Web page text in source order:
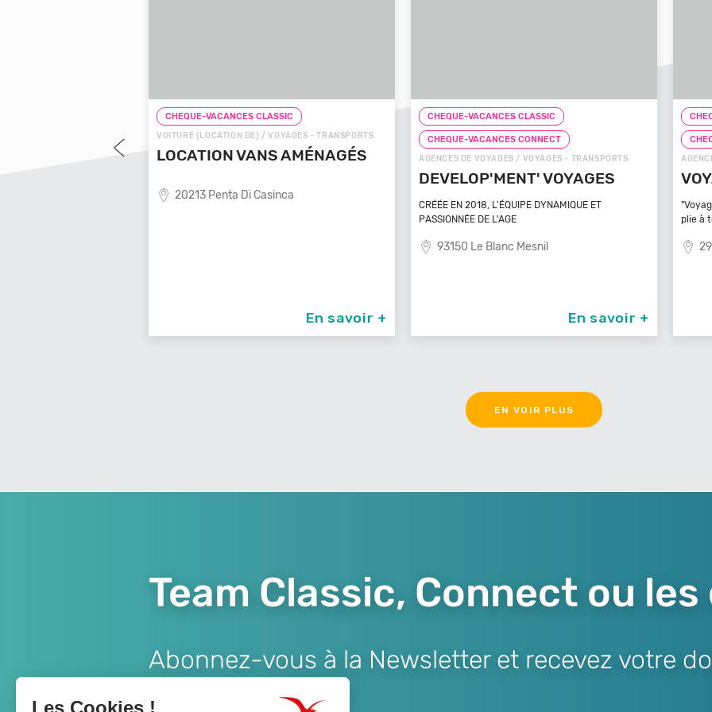
VOITURE (LOCATION DE) / VOYAGES - TRANSPORTS
LOCATION VANS AMÉNAGÉS
CHEQUE-VACANCES CLASSIC
CHEQUE-VACANCES CONNECT
AGENCES DE VOYAGES / VOYAGES - TRANSPORTS
DEVELOP'MENT' VOYAGES
CRÉÉE EN 2018, L'ÉQUIPE DYNAMIQUE ET
CHEQUE-VACANCES CLASSIC
CHEQUE-VACANCES CONNECT
AGENCES DE VOYAGES / VOYAGES -
VOYAGEZ VOS REVES
"Voyagez vos rêves - L'agence de
29100 Poullan Sur Mer
EN VOIR PLUS
Team Classic, Connect ou les
Abonnez-vous à la Newsletter et recevez votre